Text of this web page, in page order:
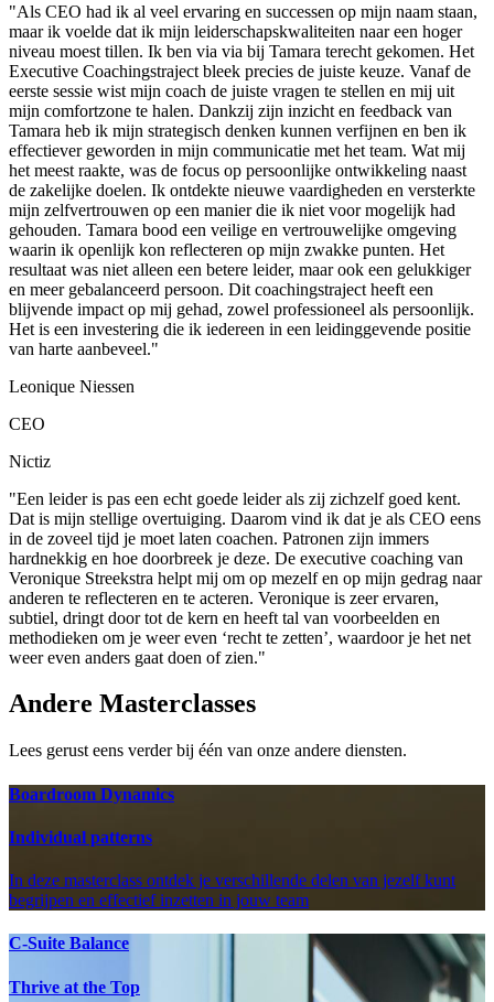
"Als CEO had ik al veel ervaring en successen op mijn naam staan,
maar ik voelde dat ik mijn leiderschapskwaliteiten naar een hoger
niveau moest tillen. Ik ben via via bij Tamara terecht gekomen. Het
Executive Coachingstraject bleek precies de juiste keuze. Vanaf de
eerste sessie wist mijn coach de juiste vragen te stellen en mij uit
mijn comfortzone te halen. Dankzij zijn inzicht en feedback van
Tamara heb ik mijn strategisch denken kunnen verfijnen en ben ik
effectiever geworden in mijn communicatie met het team. Wat mij
het meest raakte, was de focus op persoonlijke ontwikkeling naast
de zakelijke doelen. Ik ontdekte nieuwe vaardigheden en versterkte
mijn zelfvertrouwen op een manier die ik niet voor mogelijk had
gehouden. Tamara bood een veilige en vertrouwelijke omgeving
waarin ik openlijk kon reflecteren op mijn zwakke punten. Het
resultaat was niet alleen een betere leider, maar ook een gelukkiger
en meer gebalanceerd persoon. Dit coachingstraject heeft een
blijvende impact op mij gehad, zowel professioneel als persoonlijk.
Het is een investering die ik iedereen in een leidinggevende positie
van harte aanbeveel."
Leonique Niessen
CEO
Nictiz
"Een leider is pas een echt goede leider als zij zichzelf goed kent.
Dat is mijn stellige overtuiging. Daarom vind ik dat je als CEO eens
in de zoveel tijd je moet laten coachen. Patronen zijn immers
hardnekkig en hoe doorbreek je deze. De executive coaching van
Veronique Streekstra helpt mij om op mezelf en op mijn gedrag naar
anderen te reflecteren en te acteren. Veronique is zeer ervaren,
subtiel, dringt door tot de kern en heeft tal van voorbeelden en
methodieken om je weer even ‘recht te zetten’, waardoor je het net
weer even anders gaat doen of zien."
Andere Masterclasses
Lees gerust eens verder bij één van onze andere diensten.
Boardroom Dynamics
Individual patterns
In deze masterclass ontdek je verschillende delen van jezelf kunt
begrijpen en effectief inzetten in jouw team
C-Suite Balance
Thrive at the Top